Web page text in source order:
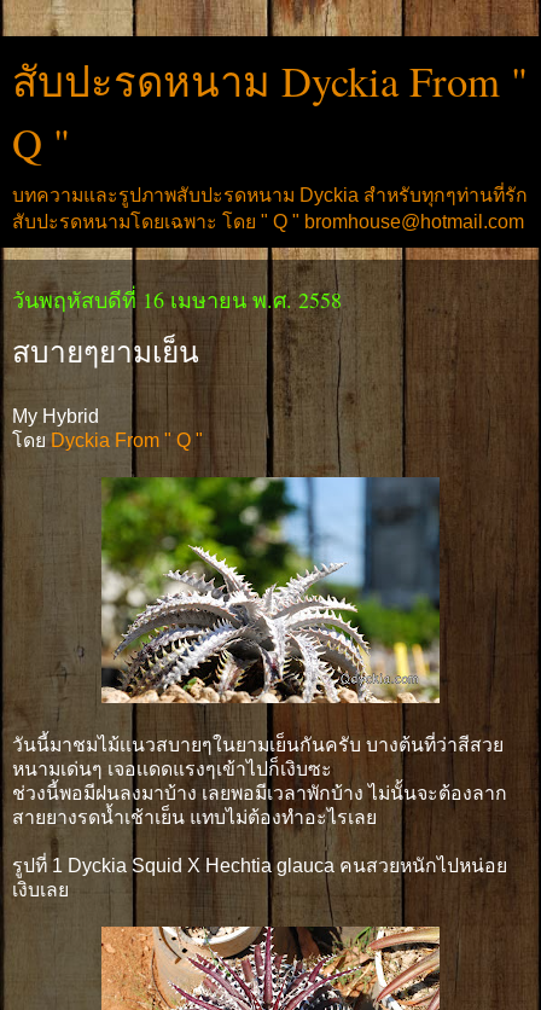
สับปะรดหนาม Dyckia From "
Q "
บทความและรูปภาพสับปะรดหนาม Dyckia สำหรับทุกๆท่านที่รัก
สับปะรดหนามโดยเฉพาะ โดย " Q " bromhouse@hotmail.com
วันพฤหัสบดีที่ 16 เมษายน พ.ศ. 2558
สบายๆยามเย็น
My Hybrid
โดยDyckia From " Q "
วันนี้มาชมไม้เเนวสบายๆในยามเย็นกันครับ บางต้นที่ว่าสีสวย
หนามเด่นๆ เจอเเดดแรงๆเข้าไปก็เงิบซะ
ช่วงนี้พอมีฝนลงมาบ้าง เลยพอมีเวลาพักบ้าง ไม่นั้นจะต้องลาก
สายยางรดน้ำเช้าเย็น แทบไม่ต้องทำอะไรเลย
รูปที่ 1 Dyckia Squid X Hechtia glauca คนสวยหนักไปหน่อย
เงิบเลย